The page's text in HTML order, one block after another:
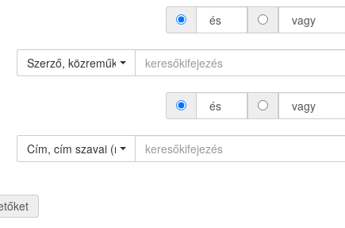
és vagy
Szerző, közreműködő (névváltozattal)
és vagy
Cím, cím szavai (névváltozat nélkül)